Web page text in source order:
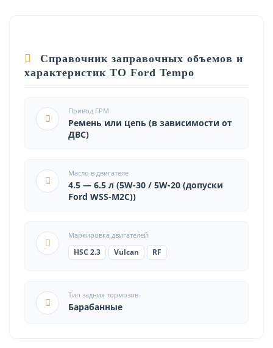
Справочник заправочных объемов и
характеристик ТО Ford Tempo
Привод ГРМ
Ремень или цепь (в зависимости от
ДВС)
Масло в двигателе
4.5 — 6.5 л (5W-30 / 5W-20 (допуски
Ford WSS-M2C))
Маркировка двигателей
HSC 2.3
Vulcan RF
Тип задних тормозов
Барабанные